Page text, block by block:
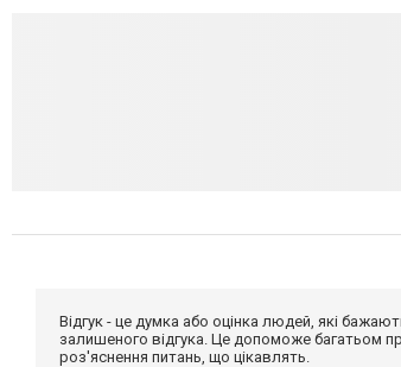
Відгук - це думка або оцінка людей, які
залишеного відгука. Це допоможе багатьом
роз'яснення питань, що цікавлять.